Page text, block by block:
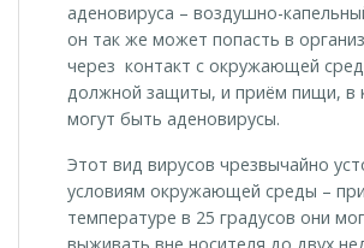
аденовируса – воздушно-
он так же может попасть в
через контакт с окружающей
должной защиты, и приём пищи, в
могут быть аденовирусы.
Этот вид вирусов чрезвычайно
условиям окружающей среды – при
температуре в 25 градусов они